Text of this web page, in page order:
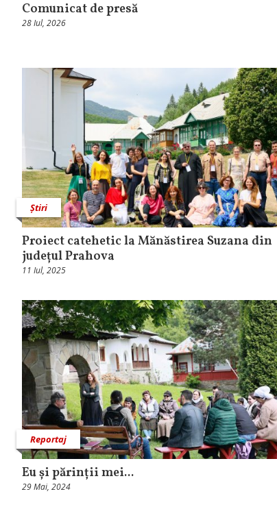
Comunicat de presă
28 Iul, 2026
Știri
Proiect catehetic la Mănăstirea Suzana din
județul Prahova
11 Iul, 2025
Reportaj
Eu și părinții mei...
29 Mai, 2024